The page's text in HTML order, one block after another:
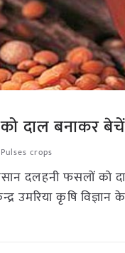
दाल बनाकर
Pulses crops
दलहनी फसलों को
उमरिया कृषि